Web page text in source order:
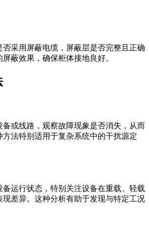
采用屏蔽电缆，屏蔽层是否完整且正确
蔽效果，确保柜体接地良好。
备或线路，观察故障现象是否消失，从而
方法特别适用于复杂系统中的干扰源定
运行状态，特别关注设备在重载、轻载
现差异。这种分析有助于发现与特定工况